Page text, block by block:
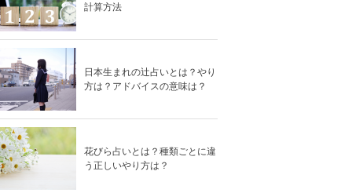
計算方法
日本生まれの辻占いとは？やり
方は？アドバイスの意味は？
花びら占いとは？種類ごとに違
う正しいやり方は？